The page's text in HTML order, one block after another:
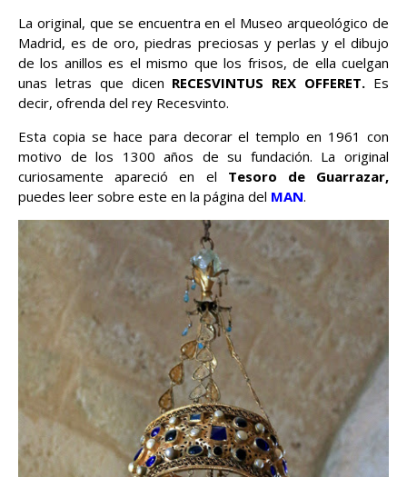
La original, que se encuentra en el Museo arqueológico de
Madrid, es de oro, piedras preciosas y perlas y el dibujo
de los anillos es el mismo que los frisos, de ella cuelgan
unas letras que dicen RECESVINTUS REX OFFERET. Es
decir, ofrenda del rey Recesvinto.
Esta copia se hace para decorar el templo en 1961 con
motivo de los 1300 años de su fundación. La original
curiosamente apareció en el Tesoro de Guarrazar,
puedes leer sobre este en la página del MAN.